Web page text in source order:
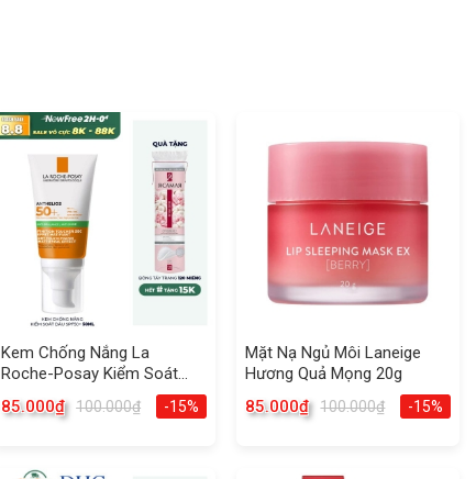
Kem Chống Nắng La
Roche-Posay Kiểm Soát
Dầu SPF50+ 50ml Anthelios
Anti-Shine Gel-Cream Dry
100.000₫
85.000₫ -15%
Mặt Nạ Ngủ Môi Laneige
Hương Quả Mọng 20g
100.000₫
85.000₫ -15%